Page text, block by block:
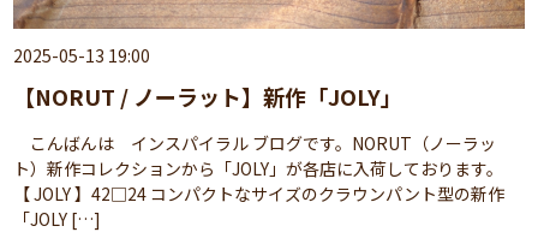
2025-05-13 19:00
【NORUT / ノーラット】新作「JOLY」
こんばんは インスパイラル ブログです。NORUT（ノーラッ
ト）新作コレクションから「JOLY」が各店に入荷しております。
【 JOLY 】42□24 コンパクトなサイズのクラウンパント型の新作
「JOLY […]